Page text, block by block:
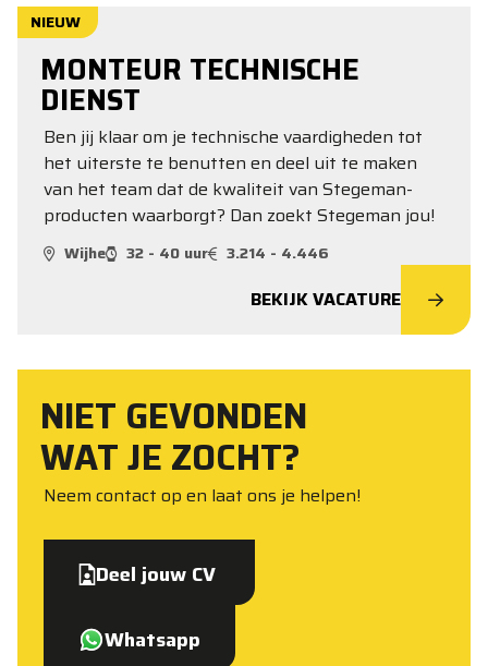
NIEUW
MONTEUR TECHNISCHE
DIENST
Ben jij klaar om je technische vaardigheden tot
het uiterste te benutten en deel uit te maken
van het team dat de kwaliteit van Stegeman-
producten waarborgt? Dan zoekt Stegeman jou!
Wijhe 32 - 40 uur 3.214 - 4.446
BEKIJK VACATURE
NIET GEVONDEN
WAT JE ZOCHT?
Neem contact op en laat ons je helpen!
Deel jouw CV
Whatsapp